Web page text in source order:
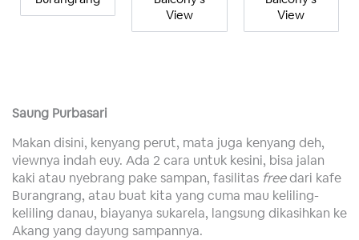
View
View
Saung Purbasari
Makan disini, kenyang perut, mata juga kenyang deh,
viewnya indah euy. Ada 2 cara untuk kesini, bisa jalan
kaki atau nyebrang pake sampan, fasilitas freedari kafe
Burangrang, atau buat kita yang cuma mau keliling-
keliling danau, biayanya sukarela, langsung dikasihkan ke
Akang yang dayung sampannya.